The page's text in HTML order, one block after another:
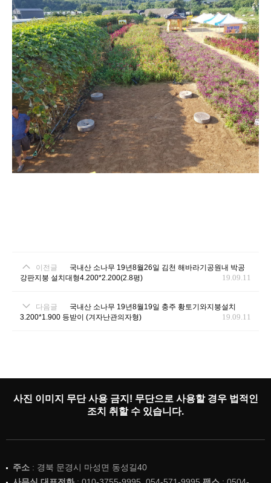
이전글
국내산 소나무 19년8월26일 김천 해바라기공원내 박공
강판지붕 설치대형4.200*2.200(2.8평)
19.09.11
다음글
국내산 소나무 19년8월19일 충주 황토기와지붕설치
3.200*1.900 등받이 (겨자난관의자형)
19.09.11
사진 이미지 무단 사용 금지! 무단으로 사용할 경우 법적인
조치 취할 수 있습니다.
주소 : 경북 문경시 마성면 동성길40